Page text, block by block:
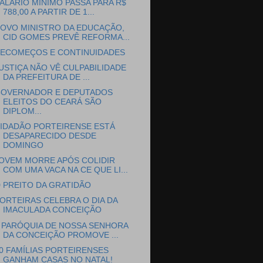
MÍNIMO PASSA PARA R$
788,00 A PARTIR DE 1...
MINISTRO DA EDUCAÇÃO,
CID GOMES PREVÊ REFORMA...
E CONTINUIDADES
NÃO VÊ CULPABILIDADE
DA PREFEITURA DE ...
E DEPUTADOS
ELEITOS DO CEARÁ SÃO
DIPLOM...
PORTEIRENSE ESTÁ
DESAPARECIDO DESDE
DOMINGO
MORRE APÓS COLIDIR
COM UMA VACA NA CE QUE LI...
PREITO DA GRATIDÃO
CELEBRA O DIA DA
IMACULADA CONCEIÇÃO
PARÓQUIA DE NOSSA SENHORA
DA CONCEIÇÃO PROMOVE ...
FAMÍLIAS PORTEIRENSES
GANHAM CASAS NO NATAL!